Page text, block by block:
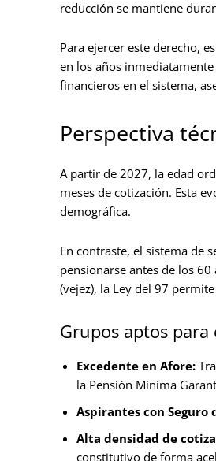
reducción se mantiene
Para ejercer este derecho,
en los años
financieros en el sistema,
Perspectiva
A partir de 2027, la edad
meses de cotización. Esta
demográfica.
En contraste, el sistema de
pensionarse antes de los
(vejez), la Ley del 97
Grupos aptos
Excedente en Afore:
la Pensión Mínima
Aspirantes con Seguro
Alta densidad de
constitutivo de forma